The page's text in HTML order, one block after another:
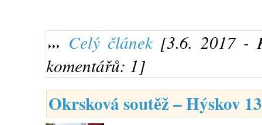
Celý článek[3.6. 2017 -
komentářů: 1]
Okrsková soutěž – Hýskov